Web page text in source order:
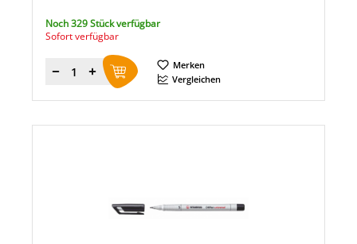
Noch 329 Stück verfügbar
Sofort verfügbar
Menge
Merken
Vergleichen